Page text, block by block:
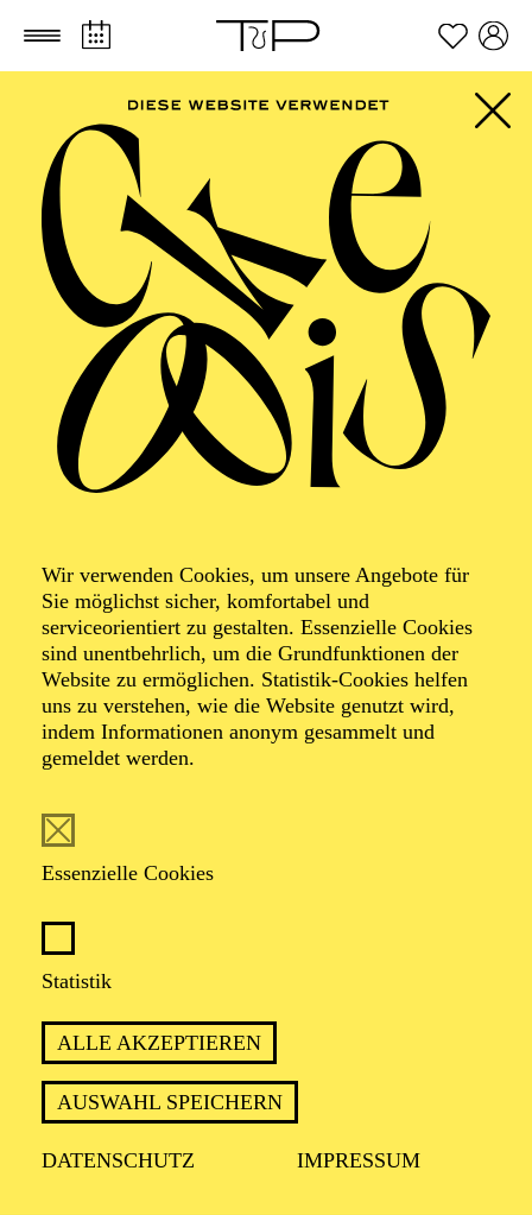
Zum Hauptinhalt springen Zum Footer springen
Wir verwenden Cookies, um unsere Angebote für
Sie möglichst sicher, komfortabel und
serviceorientiert zu gestalten. Essenzielle Cookies
sind unentbehrlich, um die Grundfunktionen der
Website zu ermöglichen. Statistik-Cookies helfen
uns zu verstehen, wie die Website genutzt wird,
indem Informationen anonym gesammelt und
gemeldet werden.
Essenzielle Cookies
Statistik
ALLE AKZEPTIEREN
AUSWAHL SPEICHERN
DATENSCHUTZ IMPRESSUM
SCHAUSPIEL ESSEN
Ferienworkshop
Wer ist Pinocchio?
Mit: Elena Martin Casais
Empfohlen ab 6 Jahren
Treffpunkt: Grillo-Theater Haupteingang